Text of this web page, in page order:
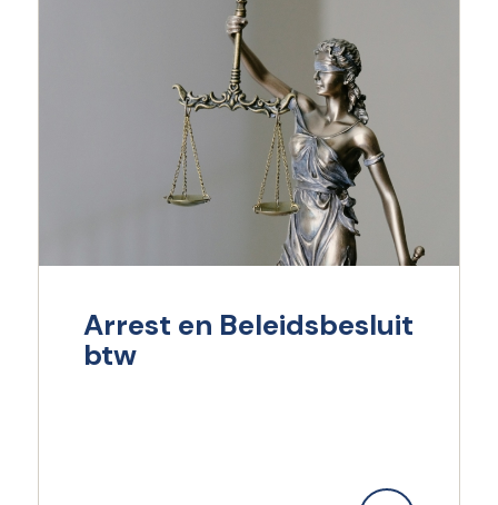
Arrest en Beleidsbesluit
btw